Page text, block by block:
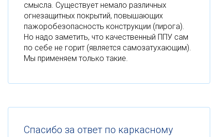
смысла. Существует немало различных
огнезащитных покрытий, повышающих
пажоробезопасность конструкции (пирога).
Но надо заметить, что качественный ППУ сам
по себе не горит (является самозатухающим).
Мы применяем только такие.
Спасибо за ответ по каркасному